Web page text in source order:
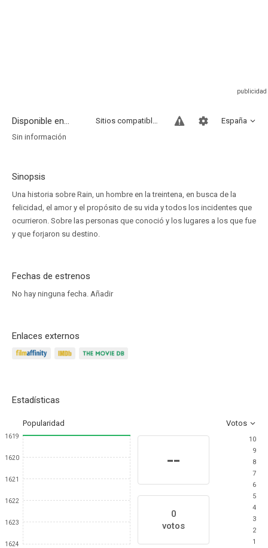
Disponible en... España
Sitios compatibles
Sin información
Sinopsis
Una historia sobre Rain, un hombre en la treintena, en busca de la
felicidad, el amor y el propósito de su vida y todos los incidentes que
ocurrieron. Sobre las personas que conoció y los lugares a los que fue
y que forjaron su destino.
Fechas de estrenos
No hay ninguna fecha. Añadir
Enlaces externos
Estadísticas
Popularidad Votos
1619
1620
1621
1622
1623
1624
--
0
votos
10
9
8
7
6
5
4
3
2
1